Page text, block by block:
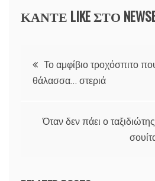
ΚΑΝΤΕ LIKE ΣΤΟ
Πλοήγηση
άρθρων
Το αμφίβιο τροχόσπιτο
θάλασσα… στεριά
Όταν δεν πάει ο